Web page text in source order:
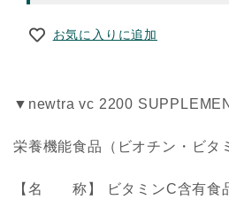
お気に入りに追加
▼newtra vc 2200
栄養機能食品（ビオチン・ビタ
【名 称】 ビタミンC含有食